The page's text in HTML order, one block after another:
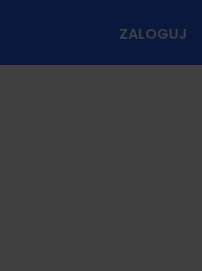
ZALOGUJ